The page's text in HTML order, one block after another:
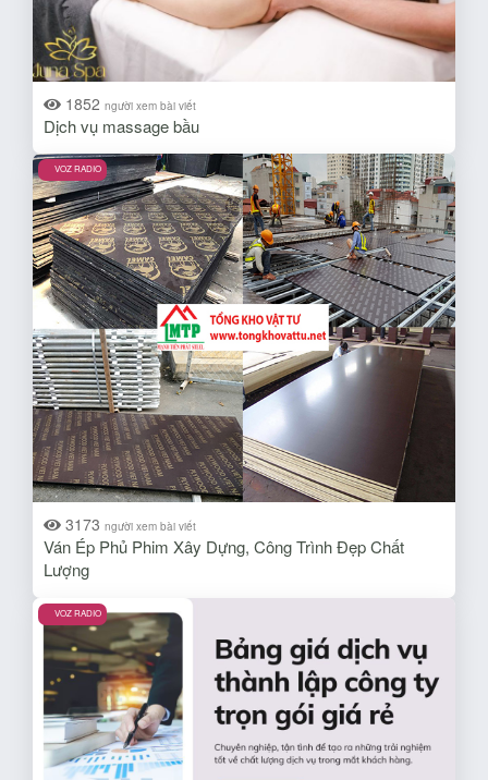
1852 người xem bài viết
Dịch vụ massage bầu
VOZ RADIO
3173 người xem bài viết
Ván Ép Phủ Phim Xây Dựng, Công Trình Đẹp Chất
Lượng
VOZ RADIO